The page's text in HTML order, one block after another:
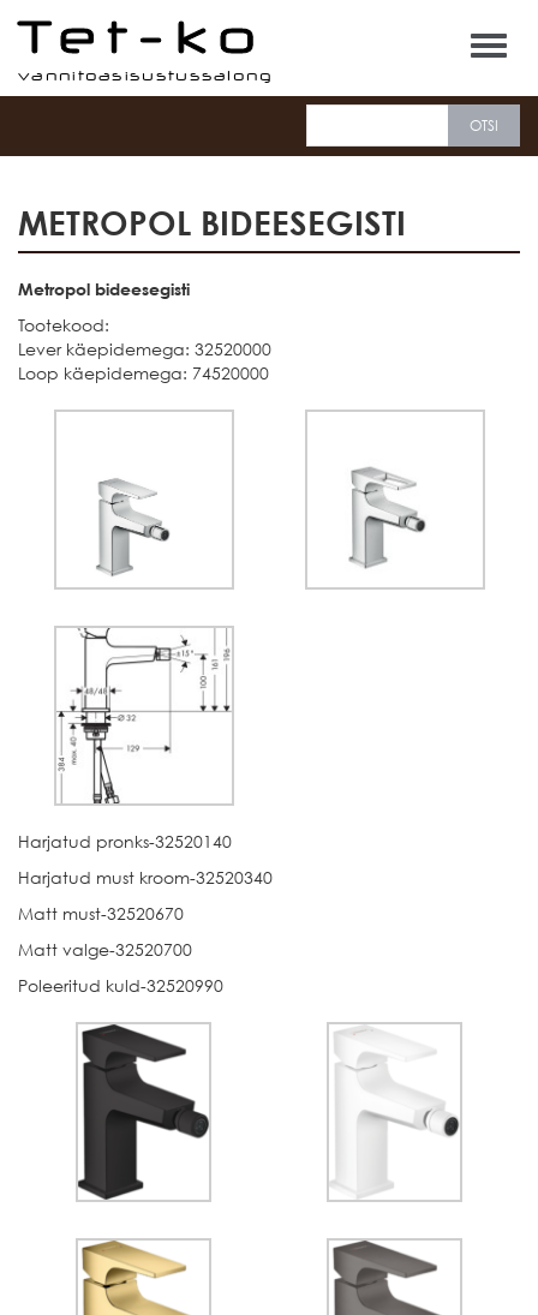
Tet-ko
METROPOL BIDEESEGISTI
Metropol bideesegisti
Tootekood:
Lever käepidemega: 32520000
Loop käepidemega: 74520000
Harjatud pronks-32520140
Harjatud must kroom-32520340
Matt must-32520670
Matt valge-32520700
Poleeritud kuld-32520990